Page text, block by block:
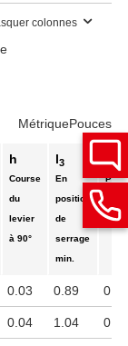
colonnes
MétriquePouces
h
Course
du
levier
à 90°
l3
En
position
de
serrage
min.
l4
0.03 0.89 0.06
0.04 1.04 0.06